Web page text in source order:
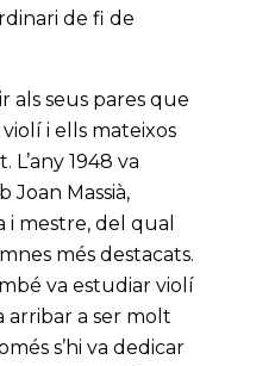
de fi de
als seus pares que
i ells mateixos
L’any 1948 va
Joan Massià,
i mestre, del qual
més destacats.
va estudiar violí
arribar a ser molt
s’hi va dedicar